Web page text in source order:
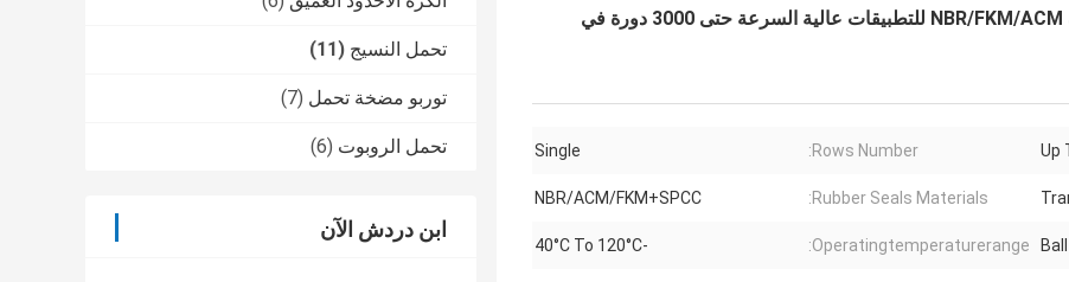
تحمل النسيج (11)
توربو مضخة تحمل (7)
تحمل الروبوت (6)
ابن دردش الآن
محمل نسيجي أحادي الصف مع موانع تسرب مطاطية NBR/FKM/ACM للتطبيقات عالية السرعة حتى 3000 دورة في
Up
Rows Number:
Single
Rubber Seals Materials:
NBR/ACM/FKM+SPCC
Operatingtemperaturerange:
-40°C To 120°C